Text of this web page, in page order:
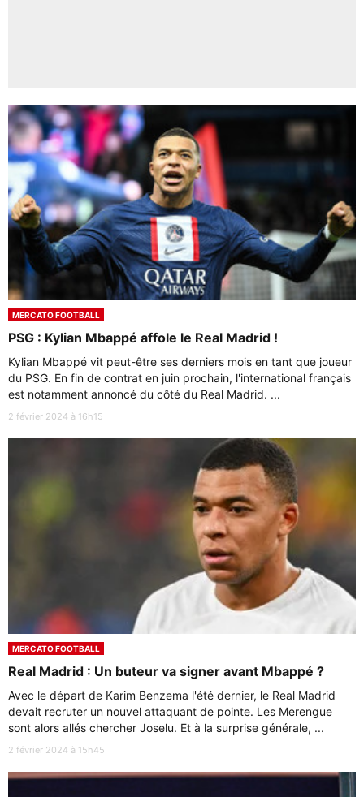
MERCATO FOOTBALL
PSG : Kylian Mbappé affole le Real Madrid !
Kylian Mbappé vit peut-être ses derniers mois en tant que joueur
du PSG. En fin de contrat en juin prochain, l'international français
est notamment annoncé du côté du Real Madrid. ...
2 février 2024 à 16h15
MERCATO FOOTBALL
Real Madrid : Un buteur va signer avant Mbappé ?
Avec le départ de Karim Benzema l'été dernier, le Real Madrid
devait recruter un nouvel attaquant de pointe. Les Merengue
sont alors allés chercher Joselu. Et à la surprise générale, ...
2 février 2024 à 15h45